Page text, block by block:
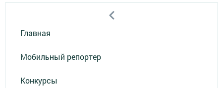
Главная
Мобильный репортер
Конкурсы